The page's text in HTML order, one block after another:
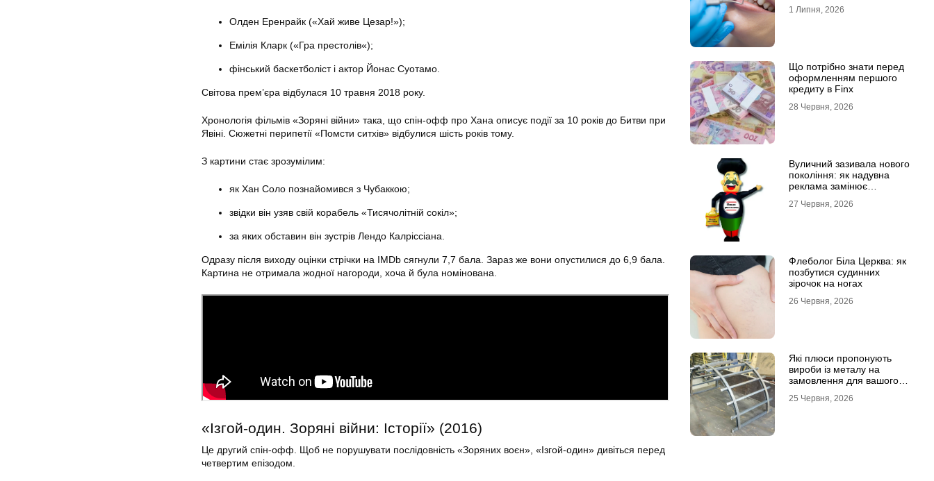
Олден Еренрайк («Хай живе Цезар!»);
Емілія Кларк («Гра престолів«);
фінський баскетболіст і актор Йонас Суотамо.
Світова прем’єра відбулася 10 травня 2018 року.
Хронологія фільмів «Зоряні війни» така, що спін-офф про Хана описує події за 10 років до Битви при
Явіні. Сюжетні перипетії «Помсти ситхів» відбулися шість років тому.
З картини стає зрозумілим:
як Хан Соло познайомився з Чубаккою;
звідки він узяв свій корабель «Тисячолітній сокіл»;
за яких обставин він зустрів Лендо Калріссіана.
Одразу після виходу оцінки стрічки на IMDb сягнули 7,7 бала. Зараз же вони опустилися до 6,9 бала.
Картина не отримала жодної нагороди, хоча й була номінована.
«Ізгой-один. Зоряні війни: Історії» (2016)
Це другий спін-офф. Щоб не порушувати послідовність «Зоряних воєн», «Ізгой-один» дивіться перед
четвертим епізодом.
1 Липня, 2026
Що потрібно знати перед
оформленням першого
кредиту в Finx
28 Червня, 2026
Вуличний зазивала нового
покоління: як надувна
реклама замінює
витрати
27 Червня, 2026
Флеболог Біла Церква: як
позбутися судинних
зірочок на ногах
26 Червня, 2026
Які плюси пропонують
вироби із металу на
замовлення для вашого
25 Червня, 2026